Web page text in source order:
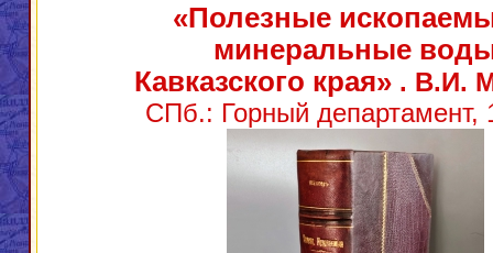
«Полезные
минеральные
Кавказского края» . В.И.
СПб.: Горный департамент,